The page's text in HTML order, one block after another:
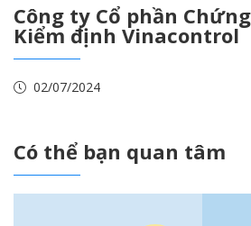
Công ty Cổ phần
Kiểm định Vinacontrol
02/07/2024
Có thể bạn quan tâm